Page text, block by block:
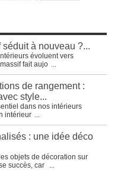
à nouveau ?...
évoluent vers
fait aujo ...
de rangement :
style...
dans nos intérieurs
intérieur ...
: une idée déco
objets de décoration sur
succès, car
...